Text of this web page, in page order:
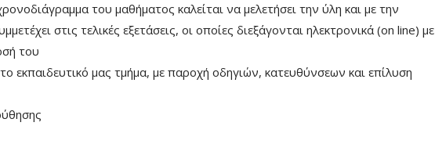
του μαθήματος καλείται να μελετήσει την ύλη και με την
στις τελικές εξετάσεις, οι οποίες διεξάγονται ηλεκτρονικά (on line) με
του
εκπαιδευτικό μας τμήμα, με παροχή οδηγιών, κατευθύνσεων και επίλυση